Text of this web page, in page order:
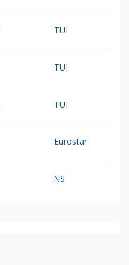
TUI
TUI
TUI
Eurostar
NS